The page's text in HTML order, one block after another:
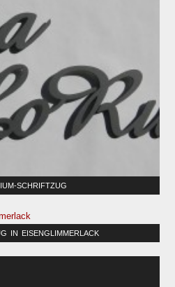
SCHRIFTZUG
IN EISENGLIMMERLACK